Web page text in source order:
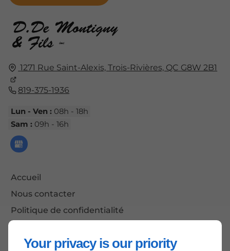
Your privacy is our priority
1271 Rue Saint-Alexis,Trois-Rivières, QC G8W 2B1
819-375-1936
Lun - Ven : 08h - 18h
Sam : 09h - 16h
Accueil
Nous contacter
Politique de confidentialité